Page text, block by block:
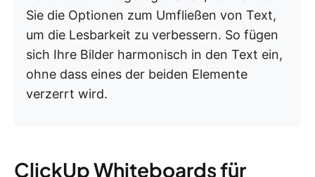
Sie die Optionen zum Umfließen von Text,
um die Lesbarkeit zu verbessern. So fügen
sich Ihre Bilder harmonisch in den Text ein,
ohne dass eines der beiden Elemente
verzerrt wird.
ClickUp Whiteboards für